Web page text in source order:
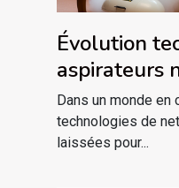
Évolution
aspirateurs
vapeur en
Dans un monde en
technologies de
laissées pour...